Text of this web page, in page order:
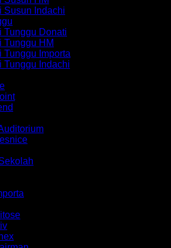
Susun Indachi
Tunggu Donati
Tunggu HM
Tunggu Importa
Tunggu Indachi